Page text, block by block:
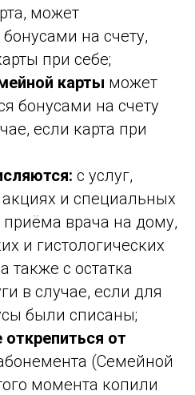
может
на счету,
при себе;
карты может
бонусами на счету
если карта при
с услуг,
и специальных
врача на дому,
и гистологических
также с остатка
в случае, если для
были списаны;
от
(Семейной
момента копили